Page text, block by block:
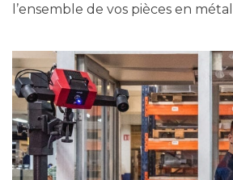
l’ensemble de vos pièces en